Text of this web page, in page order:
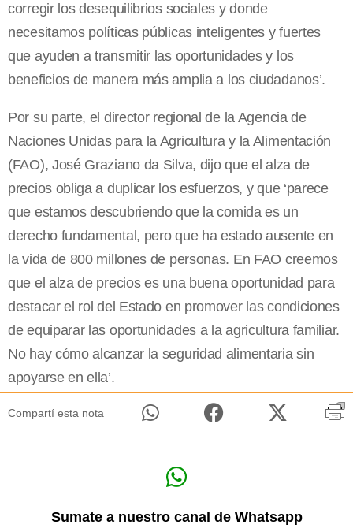
corregir los desequilibrios sociales y donde
necesitamos políticas públicas inteligentes y fuertes
que ayuden a transmitir las oportunidades y los
beneficios de manera más amplia a los ciudadanos’.
Por su parte, el director regional de la Agencia de
Naciones Unidas para la Agricultura y la Alimentación
(FAO), José Graziano da Silva, dijo que el alza de
precios obliga a duplicar los esfuerzos, y que ‘parece
que estamos descubriendo que la comida es un
derecho fundamental, pero que ha estado ausente en
la vida de 800 millones de personas. En FAO creemos
que el alza de precios es una buena oportunidad para
destacar el rol del Estado en promover las condiciones
de equiparar las oportunidades a la agricultura familiar.
No hay cómo alcanzar la seguridad alimentaria sin
apoyarse en ella’.
Compartí esta nota
Sumate a nuestro canal de Whatsapp